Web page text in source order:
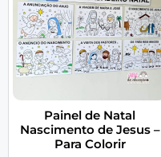
Painel de Natal
Nascimento de Jesus –
Para Colorir